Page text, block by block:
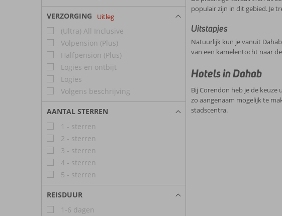
VERZORGING Uitleg
(Ultra) All Inclusive
Volpension (Plus)
Halfpension (Plus)
Logies en ontbijt
Logies
Volgens beschrijving
AANTAL STERREN
1 - sterren
2 - sterren
3 - sterren
4 - sterren
5 - sterren
REISDUUR
1-6 dagen
populair zijn in dit gebied. Je
Uitstapjes
Natuurlijk kun je vanuit
van een kamelentocht naar
Hotels in Dahab
Bij Corendon heb je de
zo aangenaam mogelijk te
stadscentra.